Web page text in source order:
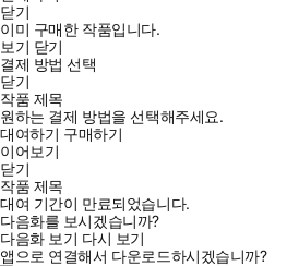
닫기
이미 구매한 작품입니다.
보기 닫기
결제 방법 선택
닫기
작품 제목
원하는 결제 방법을 선택해주세요.
대여하기 구매하기
이어보기
닫기
작품 제목
대여 기간이 만료되었습니다.
다음화를 보시겠습니까?
다음화 보기 다시 보기
앱으로 연결해서 다운로드하시겠습니까?